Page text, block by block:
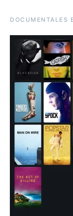
DOCUMENTALES